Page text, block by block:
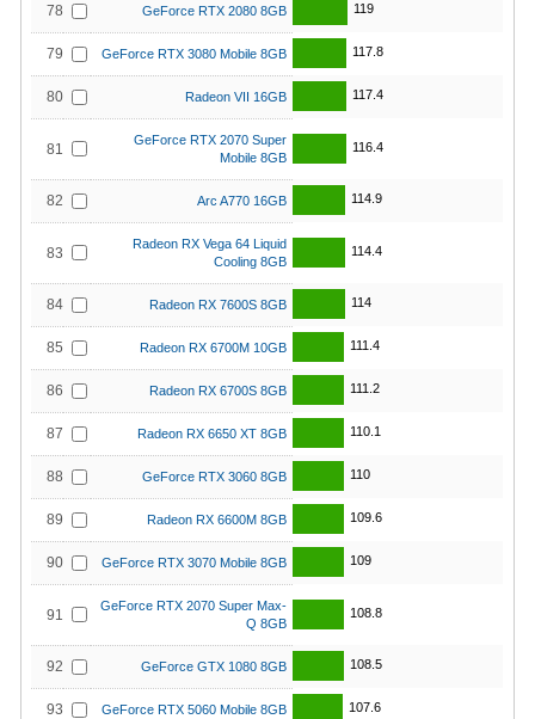
78 GeForce RTX 2080 8GB 119
79 GeForce RTX 3080 Mobile 8GB 117.8
80 Radeon VII 16GB 117.4
81
GeForce RTX 2070 Super
Mobile 8GB
116.4
82 Arc A770 16GB 114.9
83
Radeon RX Vega 64 Liquid
Cooling 8GB
114.4
84 Radeon RX 7600S 8GB 114
85 Radeon RX 6700M 10GB 111.4
86 Radeon RX 6700S 8GB 111.2
87 Radeon RX 6650 XT 8GB 110.1
88 GeForce RTX 3060 8GB 110
89 Radeon RX 6600M 8GB 109.6
90 GeForce RTX 3070 Mobile 8GB 109
91
GeForce RTX 2070 Super Max-
Q 8GB
108.8
92 GeForce GTX 1080 8GB 108.5
93 GeForce RTX 5060 Mobile 8GB 107.6